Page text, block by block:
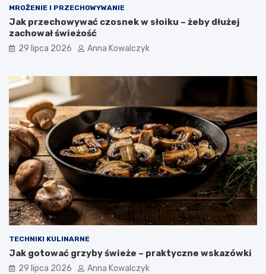
MROŻENIE I PRZECHOWYWANIE
Jak przechowywać czosnek w słoiku – żeby dłużej
zachował świeżość
29 lipca 2026 Anna Kowalczyk
TECHNIKI KULINARNE
Jak gotować grzyby świeże – praktyczne wskazówki
29 lipca 2026 Anna Kowalczyk